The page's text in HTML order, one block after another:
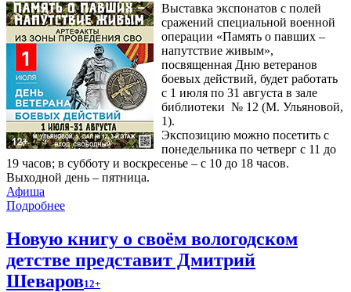
Выставка экспонатов с полей
сражений специальной военной
операции «Память о павших –
напутствие живым»,
посвященная Дню ветеранов
боевых действий, будет работать
с 1 июля по 31 августа в зале
библиотеки № 12 (М. Ульяновой,
1).
Экспозицию можно посетить с
понедельника по четверг с 11 до
19 часов; в субботу и воскресенье – с 10 до 18 часов.
Выходной день – пятница.
Афиша
Подробнее
Новую книгу о своём вологодском
детстве представит Дмитрий
Шеваров12+